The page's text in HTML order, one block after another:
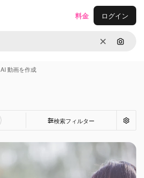
消去 画像で
料金 ログイン
AI 動画を作成
検索フィルター